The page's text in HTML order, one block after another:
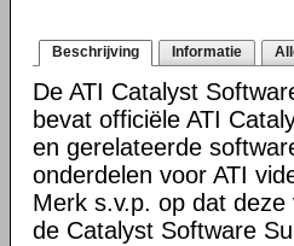
Beschrijving Informatie
De ATI Catalyst
bevat officiële ATI
en gerelateerde
onderdelen voor ATI
Merk s.v.p. op dat deze
de Catalyst Software